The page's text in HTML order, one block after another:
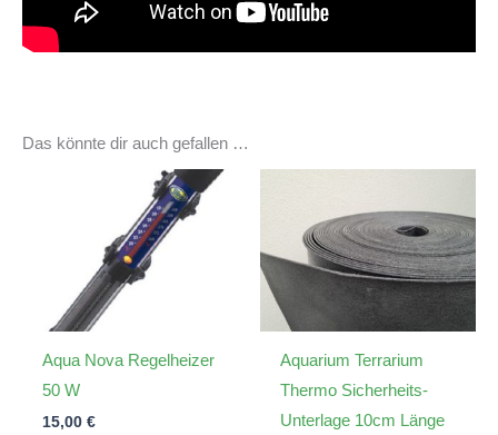
Das könnte dir auch gefallen …
Aqua Nova Regelheizer
50 W
15,00 €
Aquarium Terrarium
Thermo Sicherheits-
Unterlage 10cm Länge